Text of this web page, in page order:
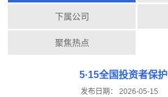
下属公司
聚焦热点
5·15全国投资者保
发布日期： 2026-05-15